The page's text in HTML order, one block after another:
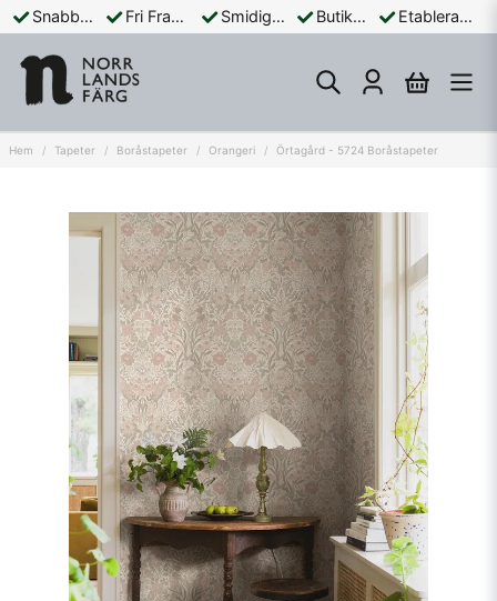
Snabba Leveranser Fri Frakt Över 899:- Smidiga Betalningar Butik och Online Etablerad Sedan 1965
Hem Tapeter Boråstapeter Orangeri Örtagård - 5724 Boråstapeter